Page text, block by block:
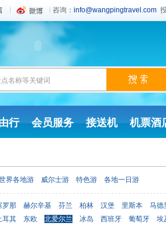
咨询： info@wangpingtravel.com
行 会员服务 接送机 机票酒
界各地游 威尔士游 特色游 各地一日游
罗那 赫尔辛基 芬兰 柏林 汉堡 里斯本
马德
耳其 东欧 北爱尔兰 冰岛 西班牙 葡萄牙
埃